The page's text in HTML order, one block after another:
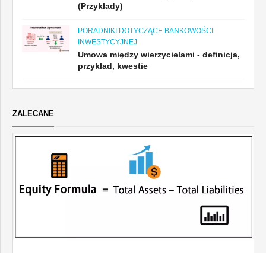
(Przykłady)
PORADNIKI DOTYCZĄCE BANKOWOŚCI
INWESTYCYJNEJ
Umowa między wierzycielami - definicja,
przykład, kwestie
ZALECANE